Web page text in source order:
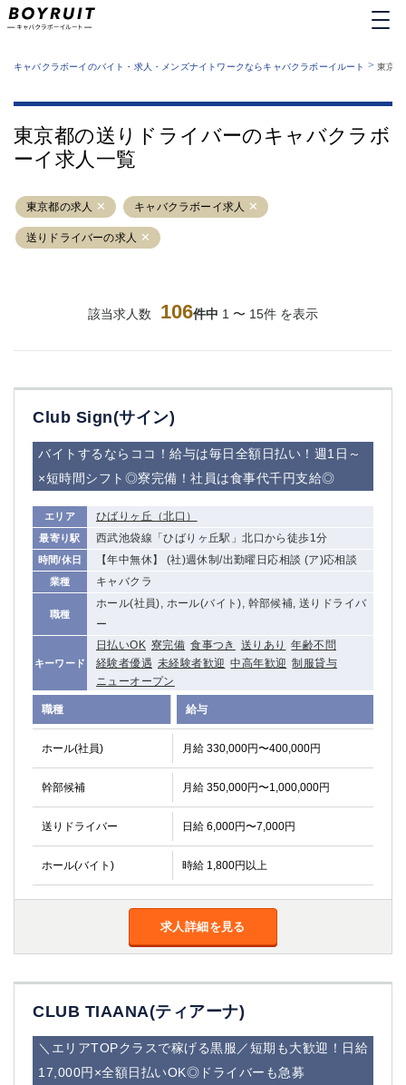
業種から探す
運営者情報
サイトマップ
キャバクラボーイのバイト・求人・メンズナイトワークならキャバクラボーイルート > 東京
東京都の送りドライバーのキャバクラボ
ーイ求人一覧
東京都の求人 キャバクラボーイ求人
送りドライバーの求人
該当求人数 106件中 1 〜 15件 を表示
Club Sign(サイン)
バイトするならココ！給与は毎日全額日払い！週1日～
×短時間シフト◎寮完備！社員は食事代千円支給◎
エリア ひばりヶ丘（北口）
最寄り駅 西武池袋線「ひばりヶ丘駅」北口から徒歩1分
時間/休日 【年中無休】 (社)週休制/出勤曜日応相談 (ア)応相談
業種 キャバクラ
職種
ホール(社員), ホール(バイト), 幹部候補, 送りドライバ
ー
キーワード
日払いOK 寮完備 食事つき 送りあり
年齢不問
経験者優遇 未経験者歓迎 中高年歓迎 制服貸与
ニューオープン
職種 給与
ホール(社員) 月給 330,000円〜400,000円
幹部候補 月給 350,000円〜1,000,000円
送りドライバー 日給 6,000円〜7,000円
ホール(バイト) 時給 1,800円以上
求人詳細を見る
CLUB TIAANA(ティアーナ)
＼エリアTOPクラスで稼げる黒服／短期も大歓迎！日給
17,000円×全額日払いOK◎ドライバーも急募
六本木
池袋
新橋
渋谷
大和
錦糸町
八王子
五反田
①六本木 ②西麻布
大山
赤坂
蒲田東口
多摩センター
立川（南口）
新宿
中野
葛西
府中
中目黒
ひばりヶ丘（北口）
吉祥寺（南口／公園口）
自由が丘
四谷
錦糸町南口
下北沢・経堂
金町（北口）
成増駅徒歩3分の好立地！
三軒茶屋（南口）
①歌舞伎町 ②新宿 ③新宿三丁目 ④西
①歌舞伎町 ②新宿 ③西部新宿 ③東新宿
①歌舞伎町 ②新宿
①銀座 ②新橋
錦糸町(南口)
①東武練馬 ②成増・板橋 ③大山 ②池袋
池袋東口
金町
大井町
大泉学園
下赤塚
竹ノ塚
三鷹
亀戸
水道橋
浅草
幡ヶ谷
祖師ヶ谷大蔵
小岩
湯島
久米川
神奈川県